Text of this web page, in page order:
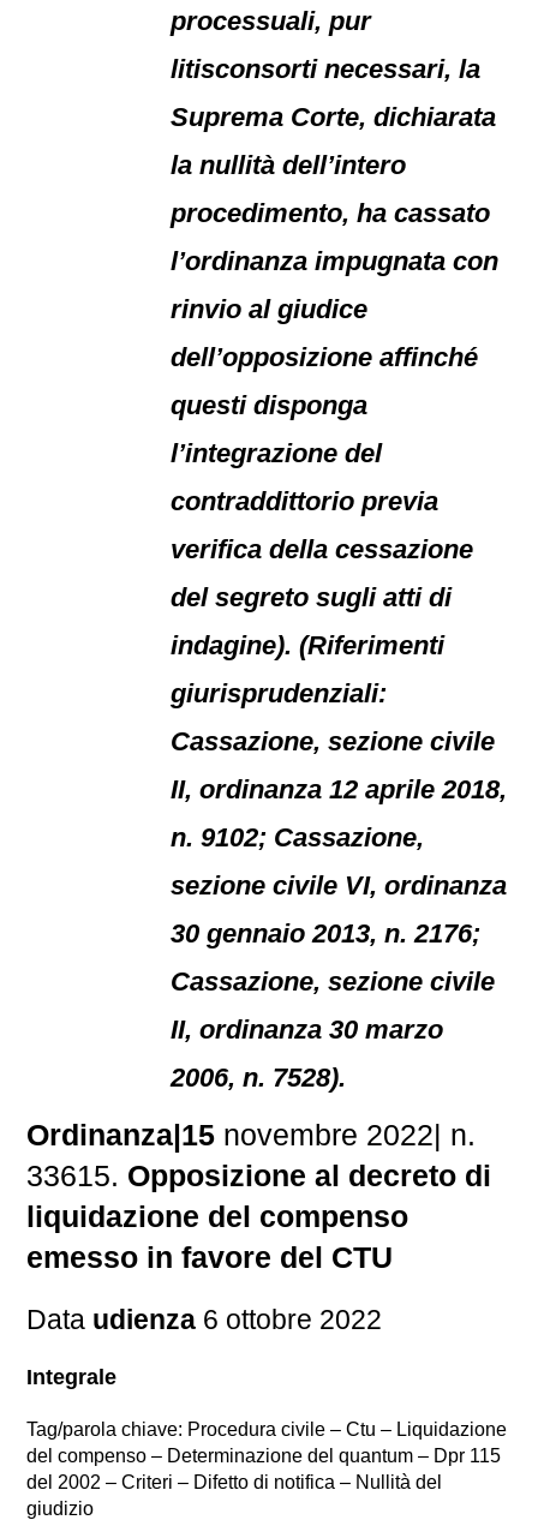
processuali, pur
litisconsorti necessari, la
Suprema Corte, dichiarata
la nullità dell’intero
procedimento, ha cassato
l’ordinanza impugnata con
rinvio al giudice
dell’opposizione affinché
questi disponga
l’integrazione del
contraddittorio previa
verifica della cessazione
del segreto sugli atti di
indagine). (Riferimenti
giurisprudenziali:
Cassazione, sezione civile
II, ordinanza 12 aprile 2018,
n. 9102; Cassazione,
sezione civile VI, ordinanza
30 gennaio 2013, n. 2176;
Cassazione, sezione civile
II, ordinanza 30 marzo
2006, n. 7528).
Ordinanza|15 novembre 2022| n.
33615. Opposizione al decreto di
liquidazione del compenso
emesso in favore del CTU
Data udienza 6 ottobre 2022
Integrale
Tag/parola chiave: Procedura civile – Ctu – Liquidazione
del compenso – Determinazione del quantum – Dpr 115
del 2002 – Criteri – Difetto di notifica – Nullità del
giudizio